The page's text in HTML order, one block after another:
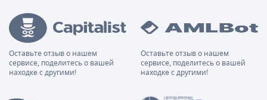
Оставьте отзыв о нашем
сервисе, поделитесь о вашей
находке с другими!
Оставьте отзыв о нашем
сервисе, поделитесь о вашей
находке с другими!